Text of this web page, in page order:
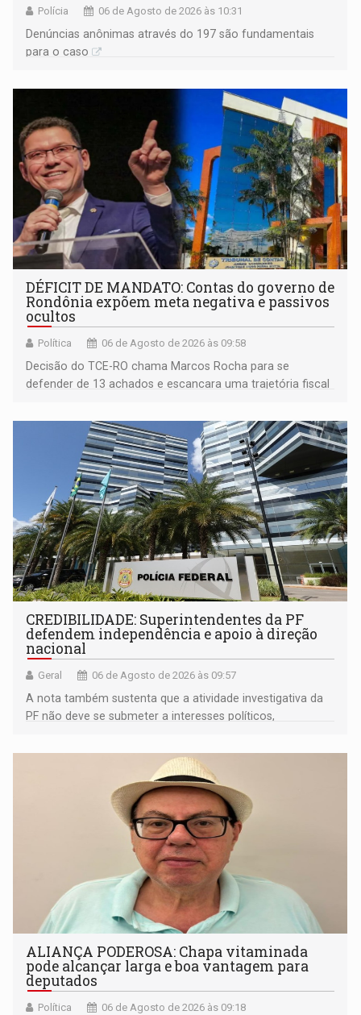
Polícia 06 de Agosto de 2026 às 10:31
Denúncias anônimas através do 197 são fundamentais
para o caso
DÉFICIT DE MANDATO: Contas do governo de
Rondônia expõem meta negativa e passivos
ocultos
Política 06 de Agosto de 2026 às 09:58
Decisão do TCE-RO chama Marcos Rocha para se
defender de 13 achados e escancara uma trajetória fiscal
mandato
CREDIBILIDADE: Superintendentes da PF
defendem independência e apoio à direção
nacional
Geral 06 de Agosto de 2026 às 09:57
A nota também sustenta que a atividade investigativa da
PF não deve se submeter a interesses políticos,
ALIANÇA PODEROSA: Chapa vitaminada
pode alcançar larga e boa vantagem para
deputados
Política 06 de Agosto de 2026 às 09:18